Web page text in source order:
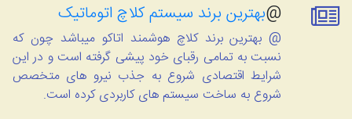
@بهترین برند سیستم کلاچ اتوماتیک
@ بهترین برند کلاچ هوشمند اتاکو میباشد چون که
نسبت به تمامی رقبای خود پیشی گرفته است و در این
شرایط اقتصادی شروع به جذب نیرو های متخصص
شروع به ساخت سیستم های کاربردی کرده است.